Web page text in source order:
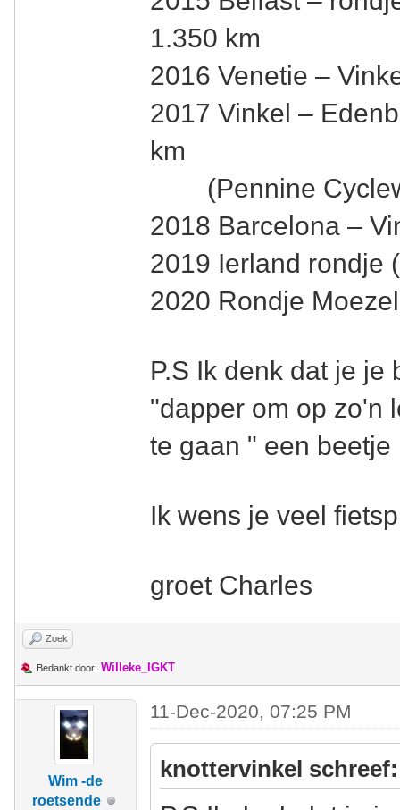
1.350 km
2016 Venetie –
2017 Vinkel –
km
(Pennine
2018 Barcelona –
2019 Ierland rondje
2020 Rondje
P.S Ik denk dat je
"dapper om op zo'n
te gaan " een
Ik wens je veel
groet Charles
Zoek
Bedankt door: Willeke_IGKT
Wim -de
roetsende
11-Dec-2020, 07:25 PM
knottervinkel schreef: